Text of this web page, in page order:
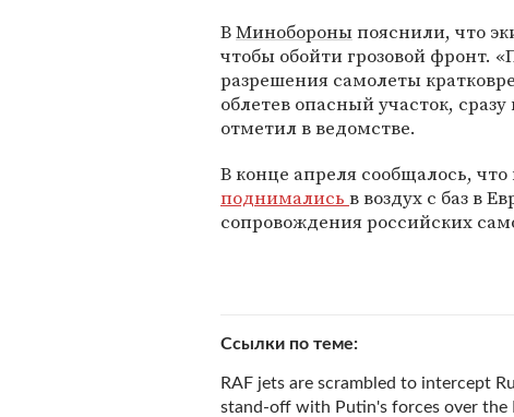
ВМинобороныпояснили, что
чтобы обойти грозовой фронт.
разрешения самолеты
облетев опасный участок,
отметил в ведомстве.
В конце апреля сообщалось,
поднимались в воздух с баз в
сопровождения российских
Ссылки по теме
RAF jets are scrambled to intercept
stand-off with Putin's forces over the